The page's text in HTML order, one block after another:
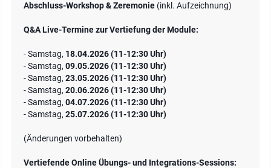
Abschluss-Workshop & Zeremonie (inkl. Aufzeichnung)
Q&A Live-Termine zur Vertiefung der Module:
- Samstag, 18.04.2026 (11-12:30 Uhr)
- Samstag, 09.05.2026 (11-12:30 Uhr)
- Samstag, 23.05.2026 (11-12:30 Uhr)
- Samstag, 20.06.2026 (11-12:30 Uhr)
- Samstag, 04.07.2026 (11-12:30 Uhr)
- Samstag, 25.07.2026 (11-12:30 Uhr)
(Änderungen vorbehalten)
Vertiefende Online Übungs- und Integrations-Sessions: